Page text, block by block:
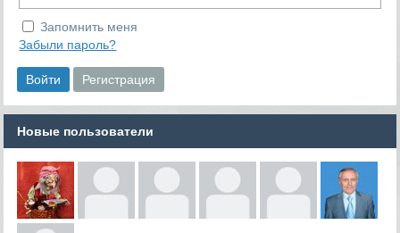
Запомнить меня
Забыли пароль?
Новые пользователи